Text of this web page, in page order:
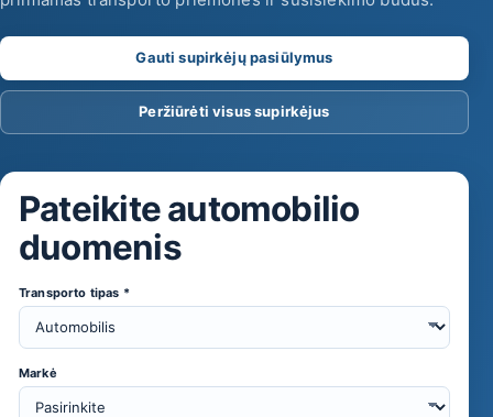
su
pir
ki
ma
Gauti supirkėjų pasiūlymus
Peržiūrėti visus supirkėjus
Pateikite automobilio
duomenis
Transporto tipas *
Markė